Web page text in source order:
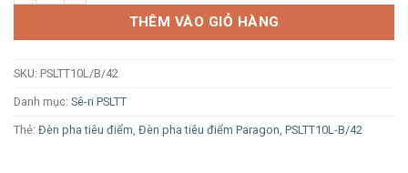
THÊM VÀO GIỎ HÀNG
SKU: PSLTT10L/B/42
Danh mục: Sê-ri PSLTT
Thẻ: Đèn pha tiêu điểm Đèn pha tiêu điểm Paragon PSLTT10L-B/42